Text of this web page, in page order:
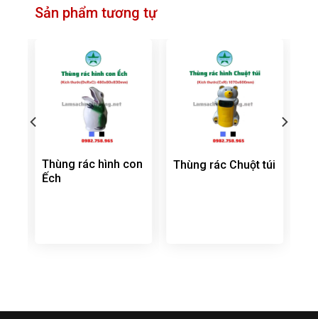
Sản phẩm tương tự
Thùng rác hình con
Ếch
Thùng rác Chuột túi